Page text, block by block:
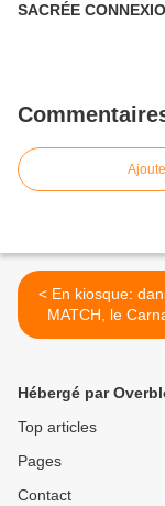
SACRÉE
< En kiosque: dans PARIS
MATCH, le
Venise!
Hébergé par
Top articles
Pages
Contact